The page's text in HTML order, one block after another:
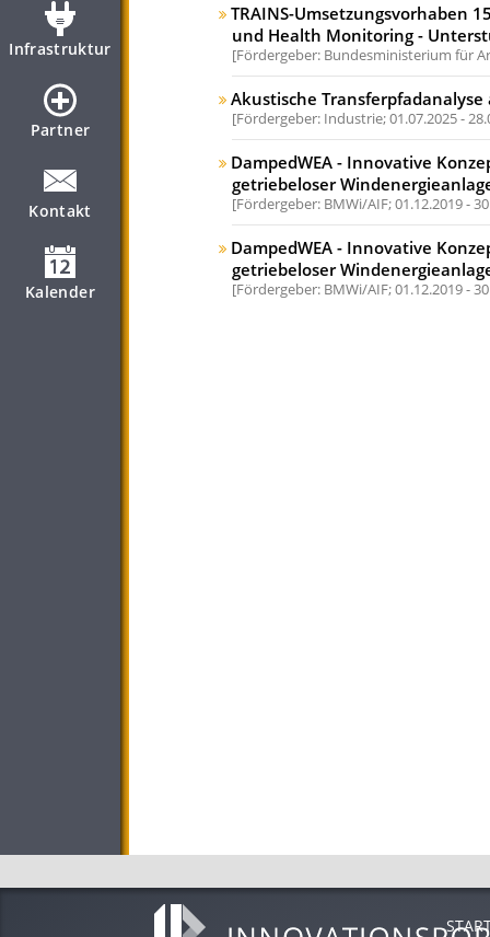
Infrastruktur
Partner
Kontakt
Kalender
TRAINS-Umsetzungsvorhaben
und Health Monitoring -
Fördergeber: Bundesministerium für
Akustische
Fördergeber: Industrie;01.07.2025 -
DampedWEA - Innovative
getriebeloser
Fördergeber: BMWi/AIF;01.12.2019 -
DampedWEA - Innovative
getriebeloser
Fördergeber: BMWi/AIF;01.12.2019 -